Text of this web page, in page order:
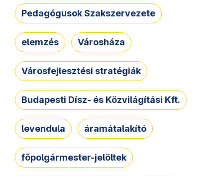
Pedagógusok Szakszervezete
elemzés Városháza
Városfejlesztési stratégiák
Budapesti Dísz- és Közvilágítási Kft.
levendula áramátalakító
főpolgármester-jelöltek